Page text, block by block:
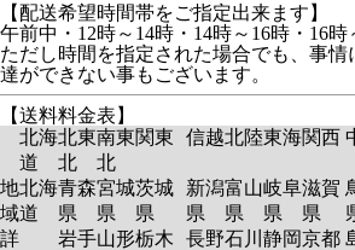
【配送希望時間帯をご指定出来ます】
午前中・12時～14時・14時～16時・16時
ただし時間を指定された場合でも、事
達ができない事もございます。
【送料料金表】
北海
道
北東
北
南東
北
関東 信越北陸東海関西
地
域
詳
北海
道
青森
県
岩手
宮城
県
山形
茨城
県
栃木
新潟
県
長野
富山
県
石川
岐阜
県
静岡
滋賀
県
京都